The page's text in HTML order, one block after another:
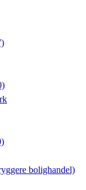
bolighandel)